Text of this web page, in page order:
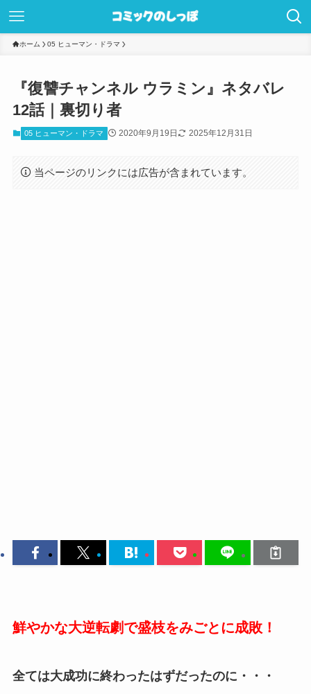
ホーム 05 ヒューマン・ドラマ
『復讐チャンネル ウラミン』ネタバレ
12話｜裏切り者
05 ヒューマン・ドラマ 2020年9月19日 2025年12月31日
当ページのリンクには広告が含まれています。
鮮やかな大逆転劇で盛枝をみごとに成敗！
全ては大成功に終わったはずだったのに・・・